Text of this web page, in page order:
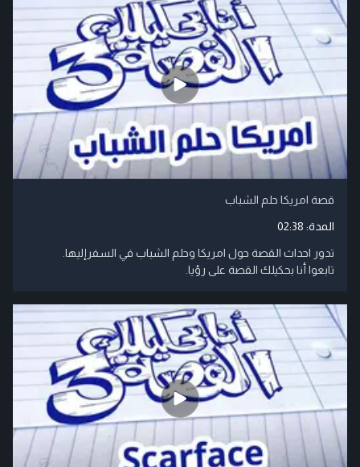
قصة امريكا حلم الشباب
المدة: 02:38
تدور احداث القصة حول امريكا وحلم الشباب في السفرإليها.
تابعوا أنا بحكيلك القصة على رؤيا.